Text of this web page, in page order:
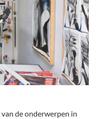
van de onderwerpen in